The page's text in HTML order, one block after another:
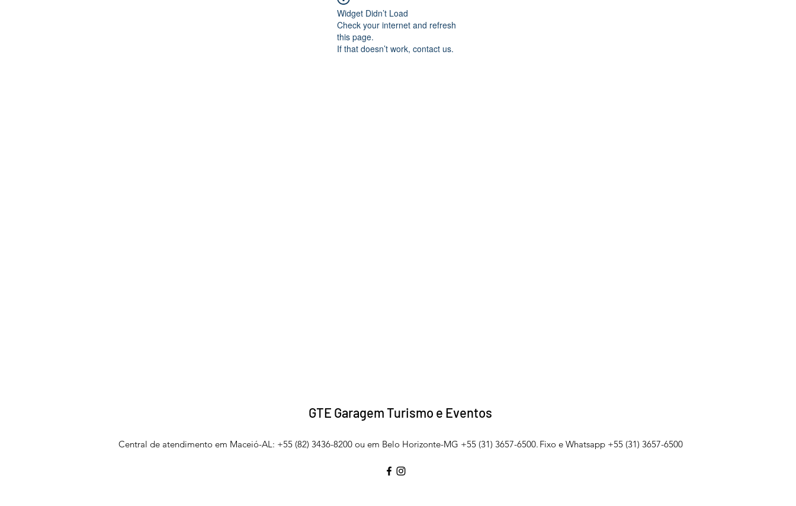
Widget Didn’t Load
Check your internet and refresh
this page.
If that doesn’t work, contact us.
GTE Garagem Turismo e Eventos
Central de atendimento em Maceió-AL: +55 (82) 3436-8200 ou em Belo Horizonte-MG +55 (31) 3657-6500. Fixo e Whatsapp +55 (31) 3657-6500